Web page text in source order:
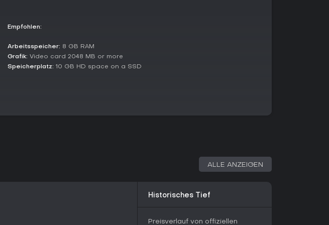
erforderlich.
Elimination
moderner Militärausrüstung und Insurgents mit improvisierten Waffen. Klassen wie
Sharpshooter oder Demolitions Expert unterscheiden sich je Seite und fördern
Server sowie ein SDK für Custom Content über Steam Workshop, was durch
Empfohlen:
Arbeitsspeicher: 8 GB RAM
Grafik: Video card 2048 MB or more
Speicherplatz: 10 GB HD space on a SSD
ALLE ANZEIGEN
Historisches Tief
Preisverlauf von offiziellen